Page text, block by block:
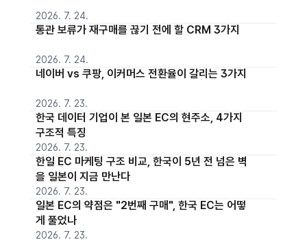
2026. 7. 24.
통관 보류가 재구매를 끊기 전에 할 CRM 3가지
2026. 7. 24.
네이버 vs 쿠팡, 이커머스 전환율이 갈리는 3가지
2026. 7. 23.
한국 데이터 기업이 본 일본 EC의 현주소, 4가지
구조적 특징
2026. 7. 23.
한일 EC 마케팅 구조 비교, 한국이 5년 전 넘은 벽
을 일본이 지금 만난다
2026. 7. 23.
일본 EC의 약점은 "2번째 구매", 한국 EC는 어떻
게 풀었나
2026. 7. 23.